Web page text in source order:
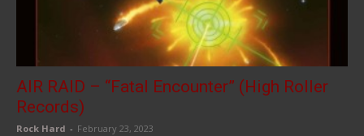
AIR RAID – “Fatal Encounter” (High Roller
Records)
Rock Hard - February 23, 2023